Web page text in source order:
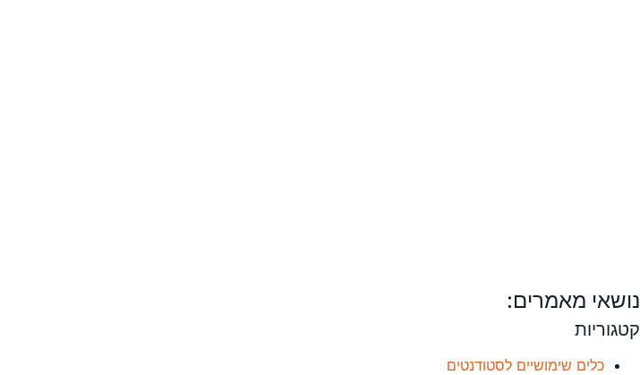
נושאי מאמרים:
קטגוריות
כלים שימושיים לסטודנטים